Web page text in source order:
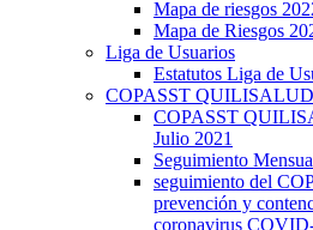
Mapa de riesgos
Mapa de Riesgos
Liga de Usuarios
Estatutos Liga de
COPASST
COPASST
Julio 2021
Seguimiento
seguimiento del
prevención y
coronavirus